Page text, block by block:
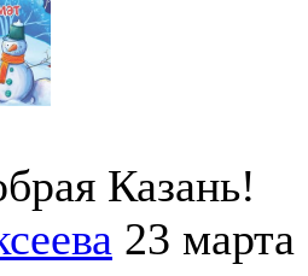
Казань!
23 марта